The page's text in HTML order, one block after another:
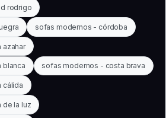
rodrigo
sofas modernos - córdoba
azahar
blanca sofas modernos - costa brava
cálida
de la luz